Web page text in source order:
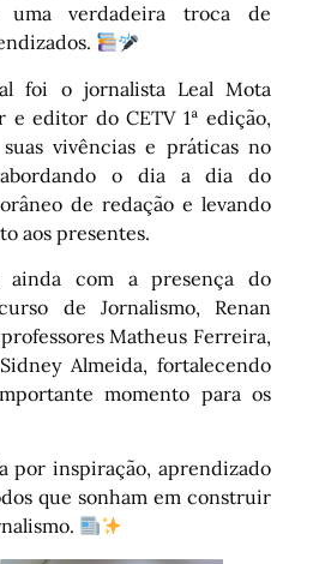
uma verdadeira troca de
foi o jornalista Leal Mota
e editor do CETV 1ª edição,
vivências e práticas no
abordando o dia a dia do
de redação e levando
aos presentes.
ainda com a presença do
de Jornalismo, Renan
Matheus Ferreira,
Almeida, fortalecendo
momento para os
por inspiração, aprendizado
que sonham em construir